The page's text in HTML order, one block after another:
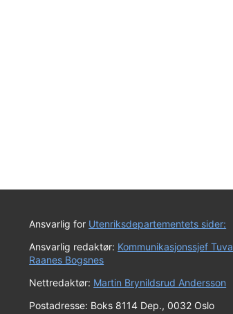
Ansvarlig for Utenriksdepartementets sider:
Ansvarlig redaktør: Kommunikasjonssjef Tuva
Raanes Bogsnes
Nettredaktør: Martin Brynildsrud Andersson
Postadresse: Boks 8114 Dep., 0032 Oslo